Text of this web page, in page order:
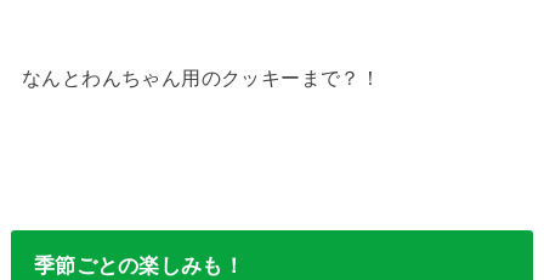
なんとわんちゃん用のクッキーまで？！
季節ごとの楽しみも！